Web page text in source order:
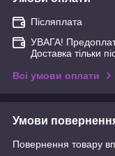
Післяплата
УВАГА!
Доставка тільки
Всі умови оплати
Умови
Повернення товару